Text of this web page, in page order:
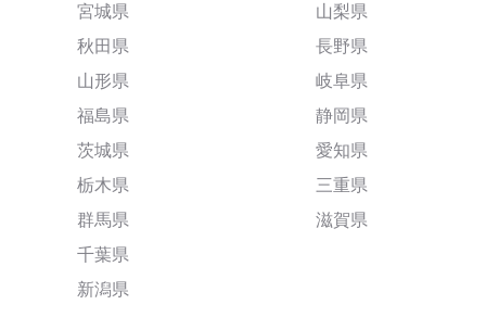
宮城県
秋田県
山形県
福島県
茨城県
栃木県
群馬県
千葉県
新潟県
山梨県
長野県
岐阜県
静岡県
愛知県
三重県
滋賀県